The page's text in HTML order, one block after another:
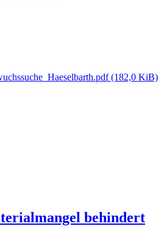
(182,0 KiB)
behindert